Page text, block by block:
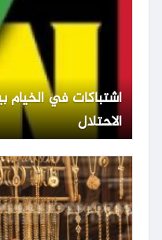
اشتباكات في الخيام
الاحتلال